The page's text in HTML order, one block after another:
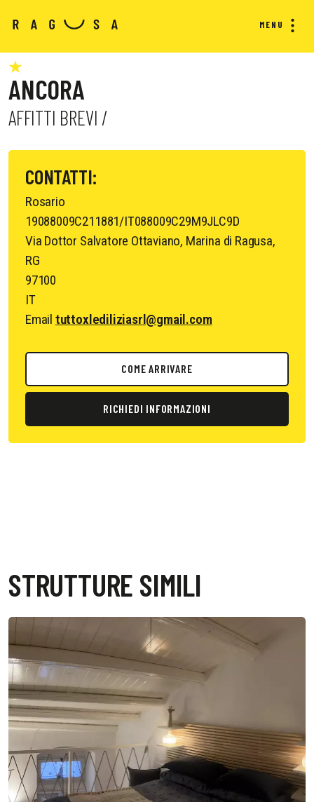
MENU
ANCORA
AFFITTI BREVI /
CONTATTI:
Rosario
19088009C211881/IT088009C29M9JLC9D
Via Dottor Salvatore Ottaviano, Marina di Ragusa,
RG
97100
IT
Email tuttoxlediliziasrl@gmail.com
COME ARRIVARE
RICHIEDI INFORMAZIONI
STRUTTURE SIMILI